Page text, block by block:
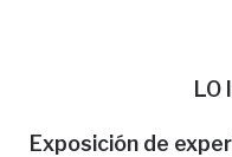
LO
Exposición de